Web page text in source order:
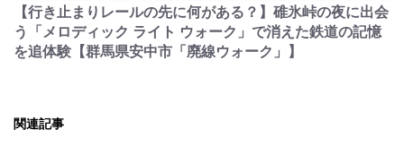
【行き止まりレールの先に何がある？】碓氷峠の夜に出会
う「メロディック ライト ウォーク」で消えた鉄道の記憶
を追体験【群馬県安中市「廃線ウォーク」】
関連記事